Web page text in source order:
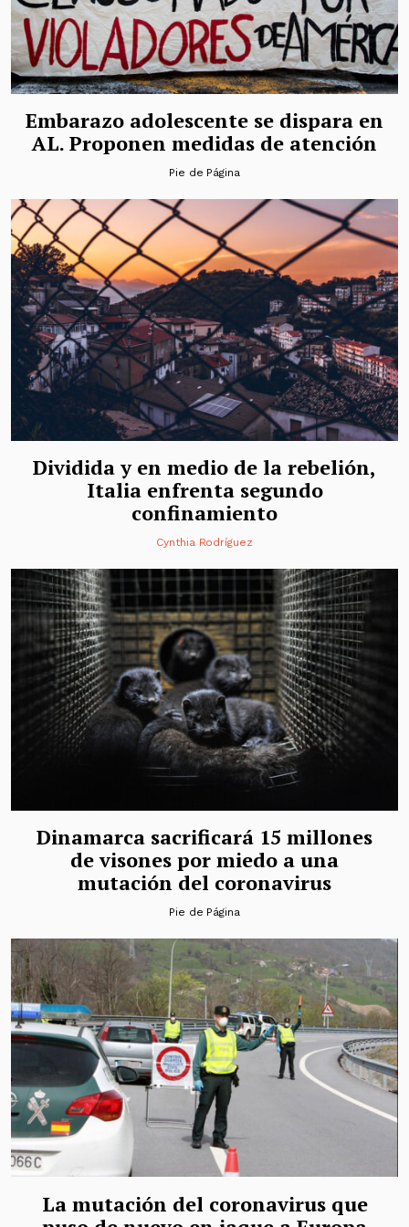
Embarazo adolescente se dispara en
AL. Proponen medidas de atención
Pie de Página
Dividida y en medio de la rebelión,
Italia enfrenta segundo
confinamiento
Cynthia Rodríguez
Dinamarca sacrificará 15 millones
de visones por miedo a una
mutación del coronavirus
Pie de Página
La mutación del coronavirus que